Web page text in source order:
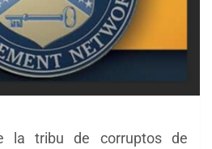
la tribu de corruptos de